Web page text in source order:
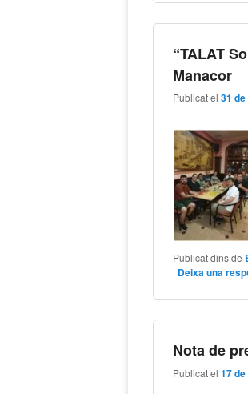
“TALAT
Manacor
Publicat el31
Publicat dins de
| Deixa una
Nota de
Publicat el17